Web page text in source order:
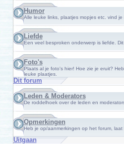
Humor
Alle leuke links, plaatjes mopjes etc. vind je
Liefde
Een veel besproken onderwerp is liefde.
Foto's
Plaats al je foto's hier! Hoe zie je eruit?
leuke plaatjes.
Dit forum
Leden & Moderators
De roddelhoek over de leden en
Opmerkingen
Heb je op/aanmerkingen op het forum, laat
Uitgaan